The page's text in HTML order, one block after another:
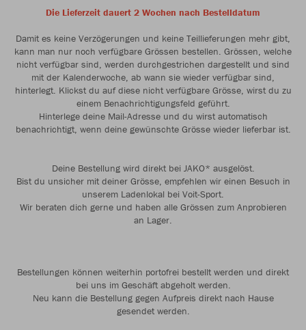
Die Lieferzeit dauert 2 Wochen nach Bestelldatum
Damit es keine Verzögerungen und keine Teillieferungen mehr gibt,
kann man nur noch verfügbare Grössen bestellen. Grössen, welche
nicht verfügbar sind, werden durchgestrichen dargestellt und sind
mit der Kalenderwoche, ab wann sie wieder verfügbar sind,
hinterlegt. Klickst du auf diese nicht verfügbare Grösse, wirst du zu
einem Benachrichtigungsfeld geführt.
Hinterlege deine Mail-Adresse und du wirst automatisch
benachrichtigt, wenn deine gewünschte Grösse wieder lieferbar ist.
Deine Bestellung wird direkt bei JAKO* ausgelöst.
Bist du unsicher mit deiner Grösse, empfehlen wir einen Besuch in
unserem Ladenlokal bei Voit-Sport.
Wir beraten dich gerne und haben alle Grössen zum Anprobieren
an Lager.
Bestellungen können weiterhin portofrei bestellt werden und direkt
bei uns im Geschäft abgeholt werden.
Neu kann die Bestellung gegen Aufpreis direkt nach Hause
gesendet werden.